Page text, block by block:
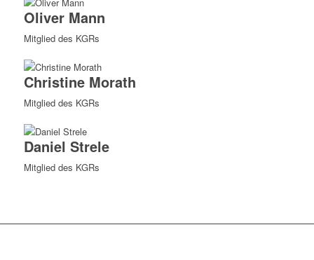
Oliver Mann
Mitglied des KGRs
Christine Morath
Mitglied des KGRs
Daniel Strele
Mitglied des KGRs